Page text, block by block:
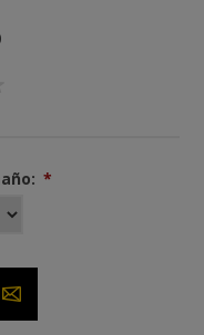
*